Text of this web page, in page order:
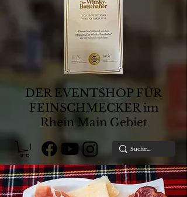
DER EVENTSHOP FÜR
FEINSCHMECKER im
Rhein Main Gebiet